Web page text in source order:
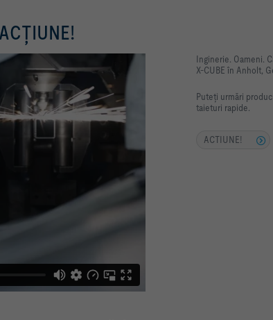
Inginerie. Oameni.
X-CUBE în Anholt,
Puteți urmări
taieturi rapide.
ACTIUNE!